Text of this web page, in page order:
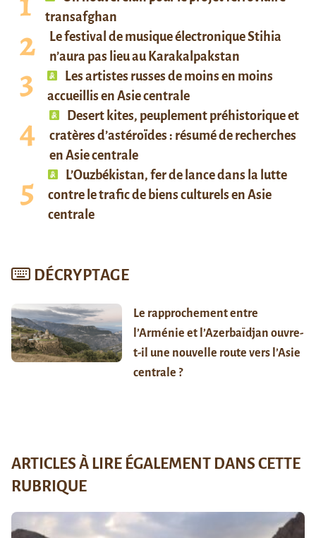
transafghan
Le festival de musique électronique Stihia
n’aura pas lieu au Karakalpakstan
Les artistes russes de moins en moins
accueillis en Asie centrale
Desert kites, peuplement préhistorique et
cratères d’astéroïdes : résumé de recherches
en Asie centrale
L’Ouzbékistan, fer de lance dans la lutte
contre le trafic de biens culturels en Asie
centrale
DÉCRYPTAGE
Le rapprochement entre
l’Arménie et l’Azerbaïdjan ouvre-
t-il une nouvelle route vers l’Asie
centrale ?
ARTICLES À LIRE ÉGALEMENT DANS CETTE
RUBRIQUE